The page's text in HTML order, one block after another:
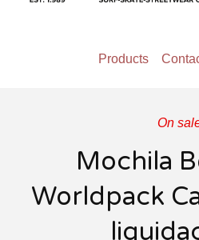
Products
On
Mochila
Worldpack